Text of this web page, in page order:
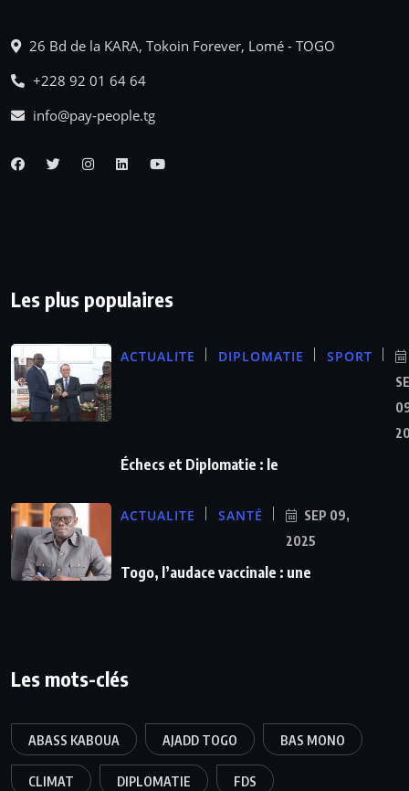
26 Bd de la KARA, Tokoin Forever, Lomé - TOGO
+228 92 01 64 64
info@pay-people.tg
Les plus populaires
ACTUALITE DIPLOMATIE SPORT
Échecs et Diplomatie : le
ACTUALITE SANTÉ
SEP 09,
2025
Togo, l’audace vaccinale : une
Les mots-clés
ABASS KABOUA AJADD TOGO BAS MONO
CLIMAT DIPLOMATIE FDS